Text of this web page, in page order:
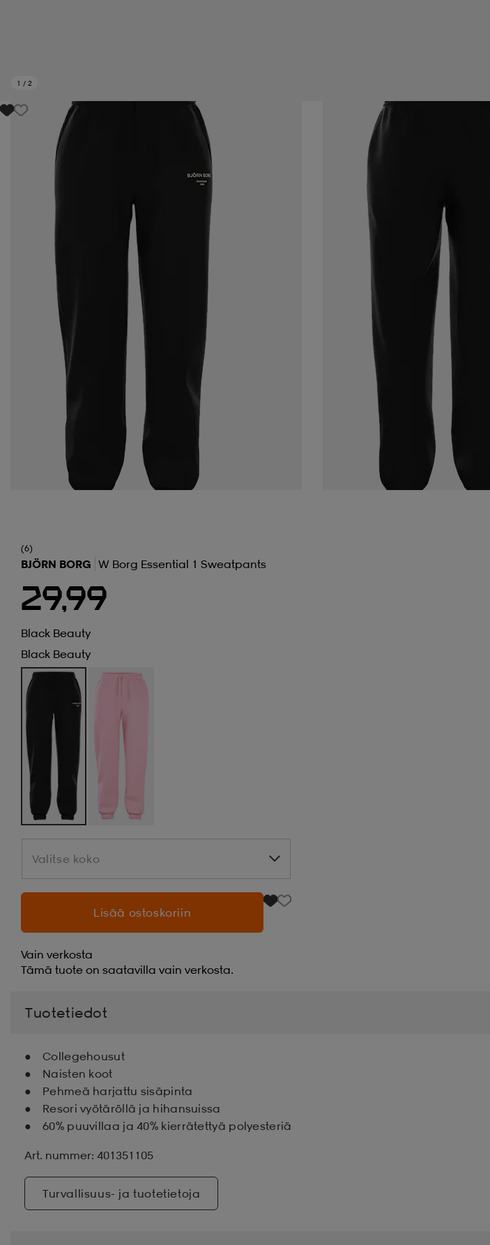
1 / 2
(6)
BJÖRN BORG W Borg Essential 1 Sweatpants
29,99
Black Beauty
Black Beauty
Valitse koko
Valitse koko
Lisää ostoskoriin
Vain verkosta
Tämä tuote on saatavilla vain verkosta.
Tuotetiedot
Collegehousut
Naisten koot
Pehmeä harjattu sisäpinta
Resori vyötäröllä ja hihansuissa
60% puuvillaa ja 40% kierrätettyä polyesteriä
Art. nummer: 401351105
Turvallisuus- ja tuotetietoja